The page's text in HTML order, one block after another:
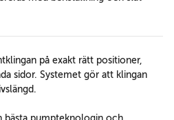
på exakt rätt positioner,
sidor. Systemet gör att klingan